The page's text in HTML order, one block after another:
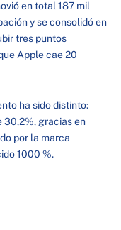
en total 187 mil
y se consolidó en
tres puntos
Apple cae 20
ha sido distinto:
30,2%, gracias en
por la marca
1000 %.